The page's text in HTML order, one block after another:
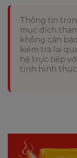
Thông tin
mục đích
không cần
kiểm tra lại
hệ trực tiếp
tình hình thực